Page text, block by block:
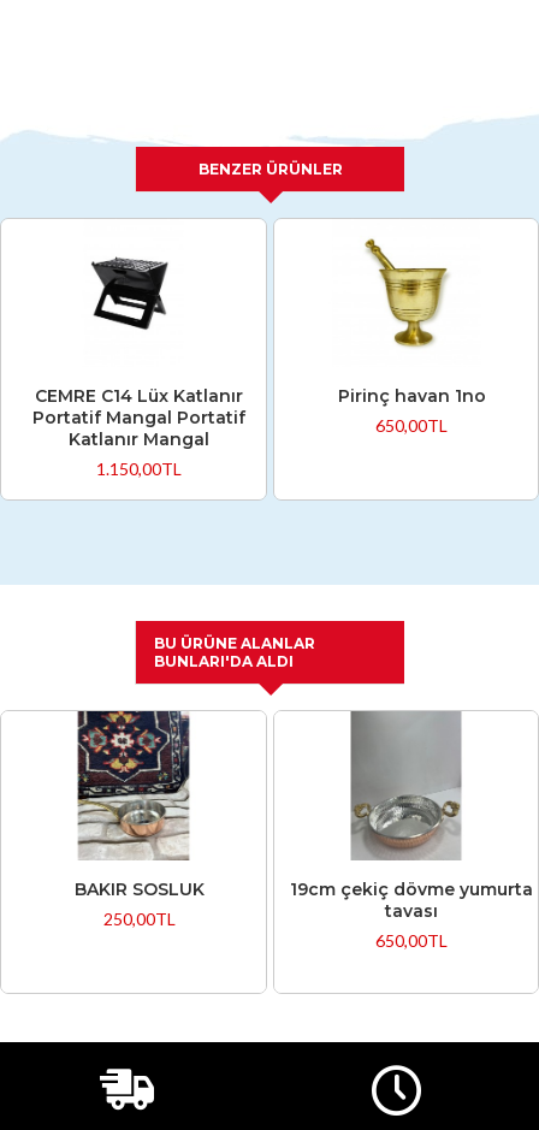
BENZER ÜRÜNLER
CEMRE C14 Lüx Katlanır
Portatif Mangal Portatif
Katlanır Mangal
1.150,00TL
Pirinç havan 1no
650,00TL
BU ÜRÜNE ALANLAR
BUNLARI'DA ALDI
BAKIR SOSLUK
250,00TL
19cm çekiç dövme yumurta
tavası
650,00TL